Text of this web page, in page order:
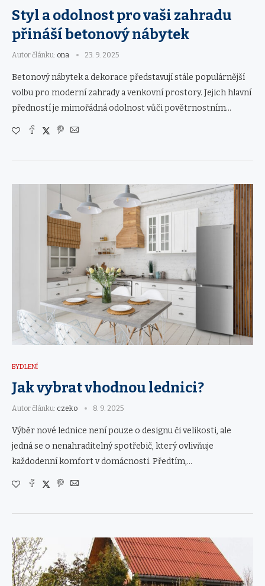
Styl a odolnost pro vaši zahradu
přináší betonový nábytek
Autor článku: ona 23. 9. 2025
Betonový nábytek a dekorace představují stále populárnější
volbu pro moderní zahrady a venkovní prostory. Jejich hlavní
předností je mimořádná odolnost vůči povětrnostním…
BYDLENÍ
Jak vybrat vhodnou lednici?
Autor článku: czeko 8. 9. 2025
Výběr nové lednice není pouze o designu či velikosti, ale
jedná se o nenahraditelný spotřebič, který ovlivňuje
každodenní komfort v domácnosti. Předtím,…